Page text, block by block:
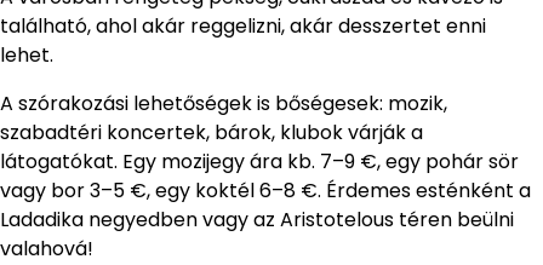
található, ahol akár reggelizni, akár desszertet enni
lehet.
A szórakozási lehetőségek is bőségesek: mozik,
szabadtéri koncertek, bárok, klubok várják a
látogatókat. Egy mozijegy ára kb. 7–9 €, egy pohár sör
vagy bor 3–5 €, egy koktél 6–8 €. Érdemes esténként a
Ladadika negyedben vagy az Aristotelous téren beülni
valahová!